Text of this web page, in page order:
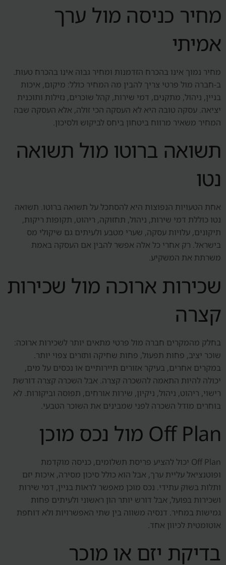
מחיר כניסה מול ערך
אמיתי
מחיר נמוך אינו בהכרח הזדמנות ומחיר גבוה אינו בהכרח טעות.
ב-חברה מול פרטי צריך להבין מה המחיר כולל: מיקום, איכות
בניין, ניהול, מתקנים, דמי שירות, קהל שוכרים, נזילות ותוכנית
יציאה. עסקה טובה היא לא העסקה הכי זולה, אלא העסקה שבה
המחיר משאיר מרווח ביטחון ביחס לביקוש ולסיכון.
תשואה ברוטו מול תשואה
נטו
אחת הטעויות הנפוצות היא להסתכל על תשואה ברוטו. תשואה
נטו כוללת דמי שירות, ניהול, תחזוקה, ריהוט, תקופות ריקות,
תיקונים, עלויות עסקה, שערי מטבע ולעיתים גם שיקולי מס
בישראל. רק אחרי כל אלה אפשר להבין אם העסקה באמת
משרתת את המשקיע.
שכירות ארוכה מול שכירות
קצרה
בחלק מהמקרים חברה מול פרטי מתאים יותר לשכירות ארוכה:
שוכר יציב, פחות תפעול, פחות שחיקה ותזרים צפוי יותר.
במקרים אחרים, בעיקר אזורים תיירותיים או נכסים על מים,
יכולה להיות התאמה להשכרה קצרה. אבל השכרה קצרה דורשת
רישוי, ריהוט, ניהול, ניקיון, שירות אורחים, תפוסה וביקורות. לא
בוחרים מודל השכרה לפני שמבינים את השוכר הטבעי.
Off Plan מול נכס מוכן
Off Plan יכול להציע פריסת תשלומים, כניסה מוקדמת
ופוטנציאל עליית ערך, אבל הוא כולל סיכון מסירה, איכות יזם
ותלות בשוק עתידי. נכס מוכן מאפשר לראות בניין, דמי שירות
ושכירות בפועל, אבל דורש יותר הון ראשוני ולעיתים פחות
גמישות במחיר. דנסיה משווה בין שתי האפשרויות ולא דוחפת
אוטומטית לכיוון אחד.
בדיקת יזם או מוכר